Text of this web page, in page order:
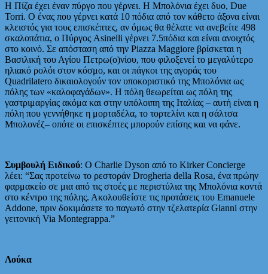
Η Πίζα έχει έναν πύργο που γέρνει. Η Μπολόνια έχει δυο, Due
Torri. Ο ένας που γέρνει κατά 10 πόδια από τον κάθετο άξονα είναι
κλειστός για τους επισκέπτες, αν όμως θα θέλατε να ανεβείτε 498
σκαλοπάτια, ο Πύργος Asinelli γέρνει 7.5πόδια και είναι ανοιχτός
στο κοινό. Σε απόσταση από την Piazza Maggiore βρίσκεται η
Βασιλική του Αγίου Πετρω(ο)νίου, που φιλοξενεί το μεγαλύτερο
ηλιακό ρολόι στον κόσμο, και οι πάγκοι της αγοράς του
Quadrilatero δικαιολογούν τον υποκοριστικό της Μπολόνια ως
πόλης των «καλοφαγάδων». Η πόλη θεωρείται ως πόλη της
γαστριμαργίας ακόμα και στην υπόλοιπη της Ιταλίας – αυτή είναι η
πόλη που γεννήθηκε η μορταδέλα, το τορτελίνι και η σάλτσα
Μπολονέζ– οπότε οι επισκέπτες μπορούν επίσης και να φάνε.
Συμβουλή Ειδικού: Ο Charlie Dyson από το Kirker Concierge
λέει: “Σας προτείνω το ρεστοράν Drogheria della Rosa, ένα πρώην
φαρμακείο σε μια από τις στοές με περιστύλια της Μπολόνια κοντά
στο κέντρο της πόλης. Ακολουθείστε τις προτάσεις του Emanuele
Addone, πριν δοκιμάσετε το παγωτό στην τζελατερία Gianni στην
γειτονική Via Montegrappa.”
Λούκα